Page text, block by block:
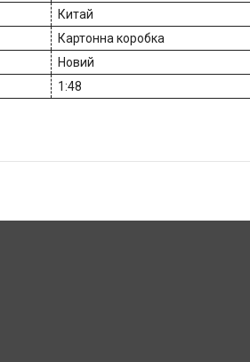
Китай
Картонна коробка
Новий
1:48